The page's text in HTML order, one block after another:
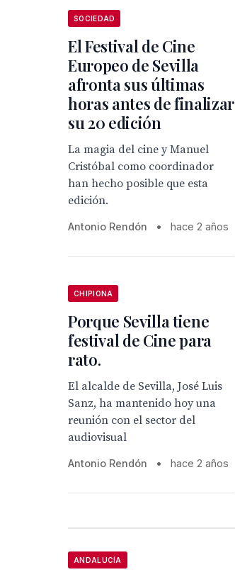
SOCIEDAD
El Festival de Cine
Europeo de Sevilla
afronta sus últimas
horas antes de finalizar
su 20 edición
La magia del cine y Manuel
Cristóbal como coordinador
han hecho posible que esta
edición.
Antonio Rendón • hace 2 años
CHIPIONA
Porque Sevilla tiene
festival de Cine para
rato.
El alcalde de Sevilla, José Luis
Sanz, ha mantenido hoy una
reunión con el sector del
audiovisual
Antonio Rendón • hace 2 años
ANDALUCÍA